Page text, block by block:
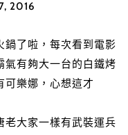
2016
鍋了啦，每次看到電影
氣有夠大一台的白鐵烤
可樂娜，心想這才
老大家一樣有武裝運兵